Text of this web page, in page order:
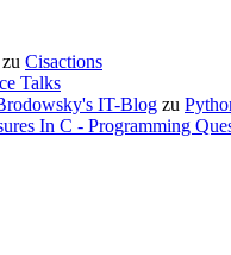
zu Cisactions
Talks
IT-Blog zu
In C - Programming